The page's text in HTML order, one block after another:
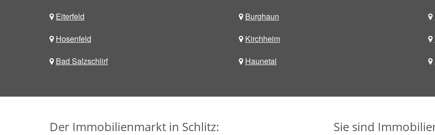
Eiterfeld
Burghaun
Hosenfeld
Kirchheim
Bad Salzschlirf
Haunetal
Der Immobilienmarkt in Schlitz: Sie sind